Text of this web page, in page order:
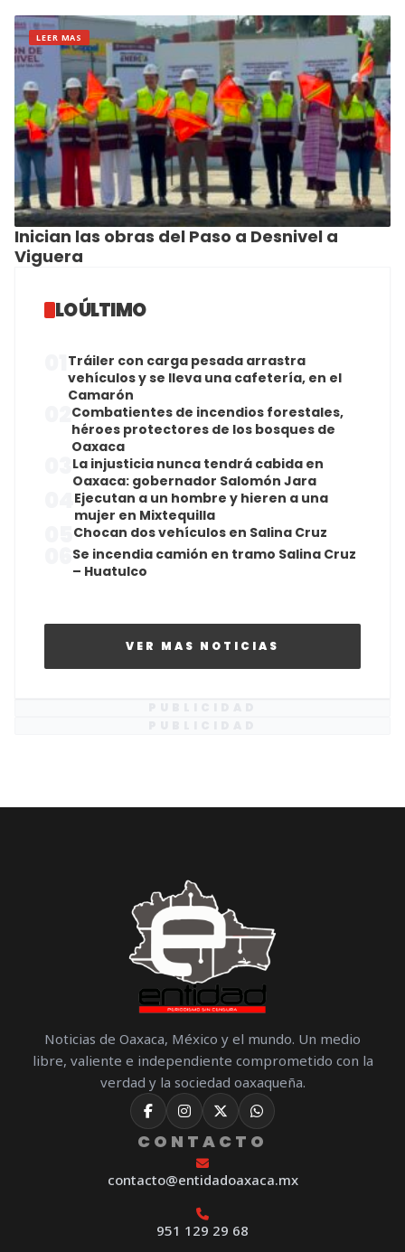
LEER MAS
Inician las obras del Paso a Desnivel a
Viguera
LO ÚLTIMO
Tráiler con carga pesada arrastra
vehículos y se lleva una cafetería, en el
Camarón
Combatientes de incendios forestales,
héroes protectores de los bosques de
Oaxaca
La injusticia nunca tendrá cabida en
Oaxaca: gobernador Salomón Jara
Ejecutan a un hombre y hieren a una
mujer en Mixtequilla
Chocan dos vehículos en Salina Cruz
Se incendia camión en tramo Salina Cruz
– Huatulco
VER MAS NOTICIAS
Noticias de Oaxaca, México y el mundo. Un medio
libre, valiente e independiente comprometido con la
verdad y la sociedad oaxaqueña.
CONTACTO
contacto@entidadoaxaca.mx
951 129 29 68